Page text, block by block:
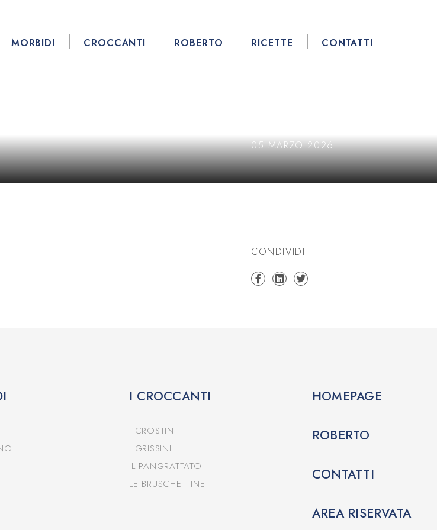
MORBIDI CROCCANTI ROBERTO RICETTE CONTATTI
05 MARZO 2026
CONDIVIDI
I CROCCANTI
I CROSTINI
I GRISSINI
IL PANGRATTATO
LE BRUSCHETTINE
HOMEPAGE
ROBERTO
CONTATTI
AREA RISERVATA